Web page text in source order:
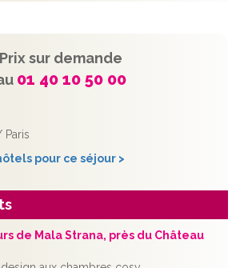
Prix sur demande
01 40 10 50 00
Paris
pour ce séjour >
de Mala Strana, près du Château